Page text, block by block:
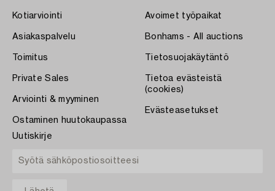
Kotiarviointi
Asiakaspalvelu
Toimitus
Private Sales
Arviointi & myyminen
Ostaminen huutokaupassa
Avoimet työpaikat
Bonhams - All auctions
Tietosuojakäytäntö
Tietoa evästeistä
(cookies)
Evästeasetukset
Uutiskirje